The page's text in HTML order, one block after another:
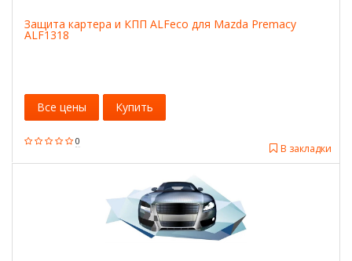
Защита картера и КПП ALFeco для Mazda Premacy
ALF1318
0
В закладки
Все цены Купить